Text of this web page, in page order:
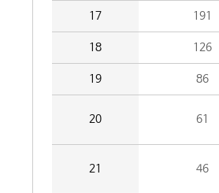
17 191
18 126
19 86
20 61
21 46